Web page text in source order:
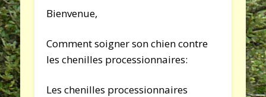
Bienvenue,
Comment soigner son chien contre
les chenilles processionnaires:
Les chenilles processionnaires